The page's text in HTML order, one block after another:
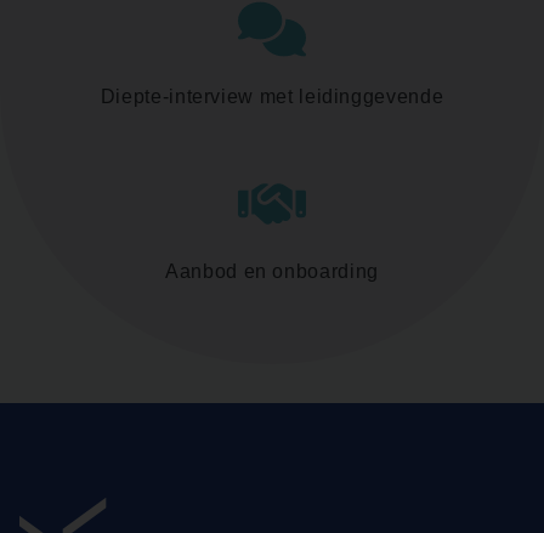
Diepte-interview met leidinggevende
Aanbod en onboarding